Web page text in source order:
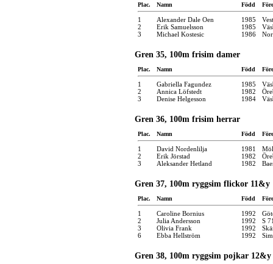
Plac. Namn Född
1 Alexander Dale Oen 1985
2
Erik Samuelsson 1985
3
Michael Kostesic 1986
Gren 35, 100m frisim damer
Plac. Namn Född
1 Gabriella Fagundez 1985
2
Annica Löfstedt 1982
3
Denise Helgesson 1984
Gren 36, 100m frisim herrar
Plac. Namn Född
1 David Nordenlilja 1981
2
Erik Jörstad 1982
3
Aleksander Hetland 1982
Gren 37, 100m ryggsim flickor 11&y
Plac. Namn Född
1 Caroline Bornius 1992
2
Julia Andersson 1992
S
3
Olivia Frank 1992
6
Ebba Hellström 1992
Gren 38, 100m ryggsim pojkar 12&y